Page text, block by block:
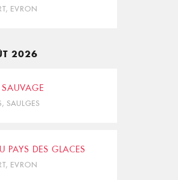
EVRON
2026
SAUVAGE
SAULGES
PAYS DES GLACES
EVRON